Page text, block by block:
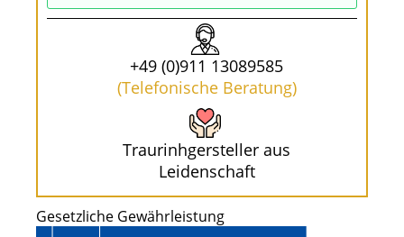
+49 (0)911 13089585
(Telefonische Beratung)
Traurinhgersteller aus
Leidenschaft
Gesetzliche Gewährleistung